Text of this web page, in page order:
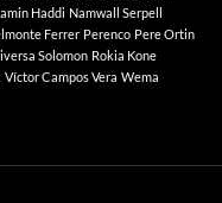
Haddi Namwall Serpell
Ferrer Perenco Pere Ortin
Solomon Rokia Kone
Víctor Campos Vera Wema